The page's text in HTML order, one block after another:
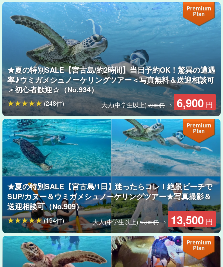
撮った写真はすべて無料 なので、 あとから見返すのも楽しみのひ
とつです。
ライフジャケットや浮き具も用意しているので、
性同士でも安心。
透明度抜群の宮古ブルーの海で、癒しと感動の時間をゆっくり楽
しんでください。
⬇︎午前・午後選べるプランはこちら⬇︎
【宮古島/午前・午後選べる】八重干瀬シュノーケリン
グ半日ツアー☆一生に一度は見たい宮古ブルー！《ド
ローン動画＆水中写真無料プレゼント》(No.758)
開始時間：9:00〜13:00 / 14:00〜18:00
所要時間：約4時間
15,000円
★夏の特別SALE【宮古島/約2時間】当日予約OK！驚異の遭遇
率♪ウミガメシュノーケリングツアー＜写真無料＆送迎相談可
＞初心者歓迎☆（No.934）
大人(中学生以上) 7,900円 → 6,900 円
(248件)
★夏の特別SALE【宮古島/1日】迷ったらコレ！絶景ビーチで
SUP/カヌー＆ウミガメシュノーケリングツアー★写真撮影＆
送迎相談可（No.909）
大人(中学生以上) 15,800円→ 13,500 円
(194件)